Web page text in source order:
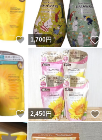
いいね！
1,700円
いいね！
2,450 円